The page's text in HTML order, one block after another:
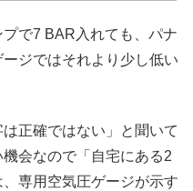
で7 BAR入れても、パナ
ジではそれより少し低い
正確ではない」と聞いて
会なので「自宅にある2
専用空気圧ゲージが示す